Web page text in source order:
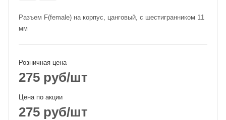
Разъем F(female) на корпус, цанговый, с шестигранником 11
мм
Розничная цена
275 руб/шт
Цена по акции
275 руб/шт